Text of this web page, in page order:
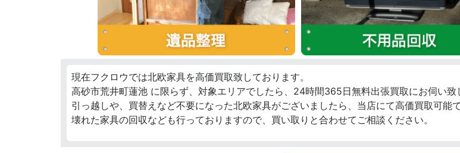
現在フクロウでは北欧家具を高価買取致しております。
高砂市荒井町蓮池 に限らず、対象エリアでしたら、24時間365日無料出張買取にお伺い致
引っ越しや、買替えなど不要になった北欧家具がございましたら、当店にて高価買取可能で
壊れた家具の回収なども行っておりますので、買い取りと合わせてご相談ください。